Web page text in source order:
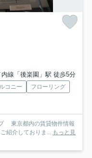
内線「後楽園」駅 徒歩5分
コニー
フローリング
東京都内の賃貸物件情報
紹介しておりま... もっと見